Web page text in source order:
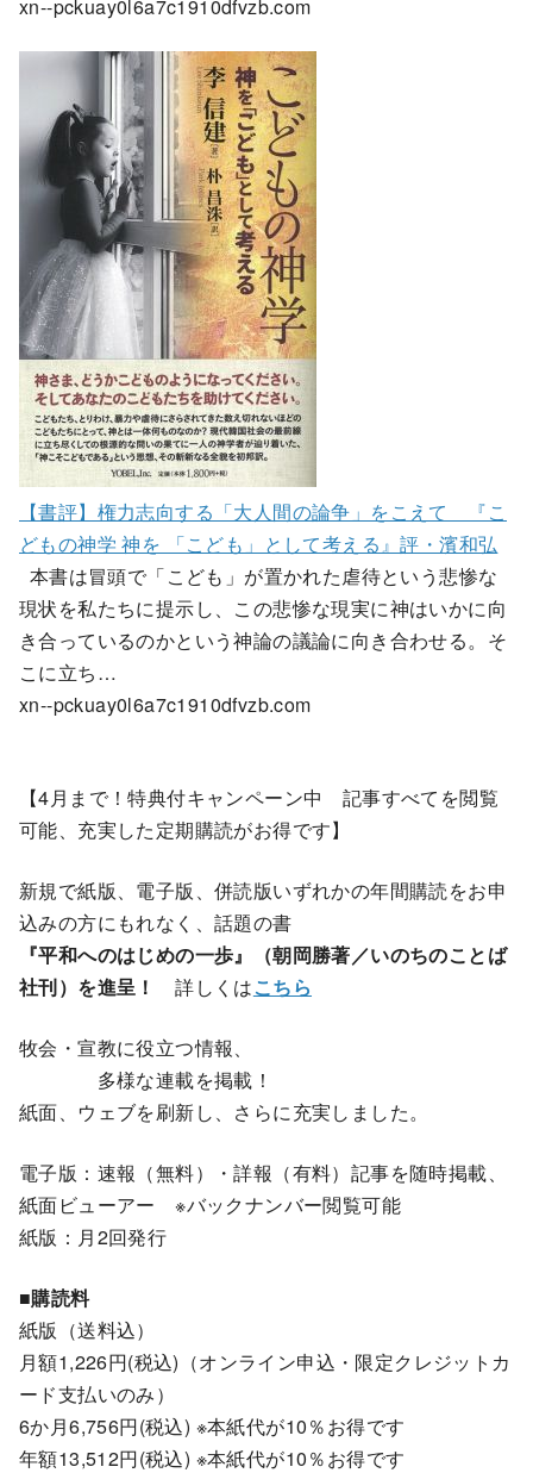
xn--pckuay0l6a7c1910dfvzb.com
【書評】権力志向する「大人間の論争」をこえて 『こ
どもの神学 神を 「こども」として考える』評・濱和弘
本書は冒頭で「こども」が置かれた虐待という悲惨な
現状を私たちに提示し、この悲惨な現実に神はいかに向
き合っているのかという神論の議論に向き合わせる。そ
こに立ち…
xn--pckuay0l6a7c1910dfvzb.com
【4月まで！特典付キャンペーン中 記事すべてを閲覧
可能、充実した定期購読がお得です】
新規で紙版、電子版、併読版いずれかの年間購読をお申
込みの方にもれなく、話題の書
『平和へのはじめの一歩』（朝岡勝著／いのちのことば
社刊）を進呈！
詳しくはこちら
牧会・宣教に役立つ情報、
多様な連載を掲載！
紙面、ウェブを刷新し、さらに充実しました。
電子版：速報（無料）・詳報（有料）記事を随時掲載、
紙面ビューアー ※バックナンバー閲覧可能
紙版：月2回発行
■購読料
紙版（送料込）
月額1,226円(税込)（オンライン申込・限定クレジットカ
ード支払いのみ）
6か月6,756円(税込) ※本紙代が10％お得です
年額13,512円(税込) ※本紙代が10％お得です